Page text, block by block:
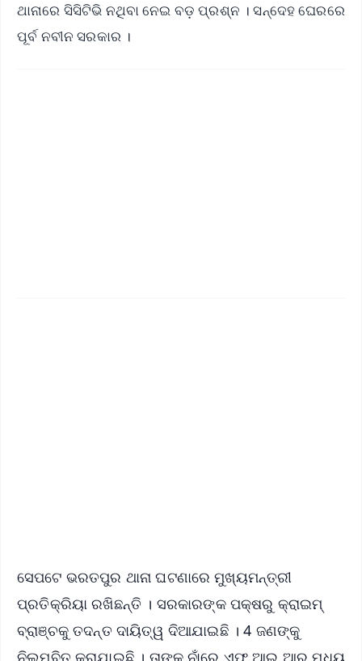
ଥାନାରେ ସିସିଟିଭି ନଥିବା ନେଇ ବଡ଼ ପ୍ରଶ୍ନ । ସନ୍ଦେହ ଘେରରେ
ପୂର୍ବ ନବୀନ ସରକାର ।
ସେପଟେ ଭରତପୁର ଥାନା ଘଟଣାରେ ମୁଖ୍ୟମନ୍ତ୍ରୀ
ପ୍ରତିକ୍ରିୟା ରଖିଛନ୍ତି । ସରକାରଙ୍କ ପକ୍ଷରୁ କ୍ରାଇମ୍
ବ୍ରାଞ୍ଚକୁ ତଦନ୍ତ ଦାୟିତ୍ୱ ଦିଆଯାଇଛି । 4 ଜଣଙ୍କୁ
ନିଲମ୍ବିତ କରାଯାଇଛି । ତାଙ୍କ ନାଁରେ ଏଫ୍ ଆଇ ଆର ମଧ୍ୟ